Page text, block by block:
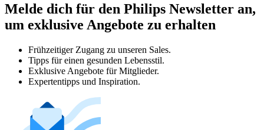
Melde dich für den Philips Newsletter an,
um exklusive Angebote zu erhalten
Frühzeitiger Zugang zu unseren Sales.
Tipps für einen gesunden Lebensstil.
Exklusive Angebote für Mitglieder.
Expertentipps und Inspiration.